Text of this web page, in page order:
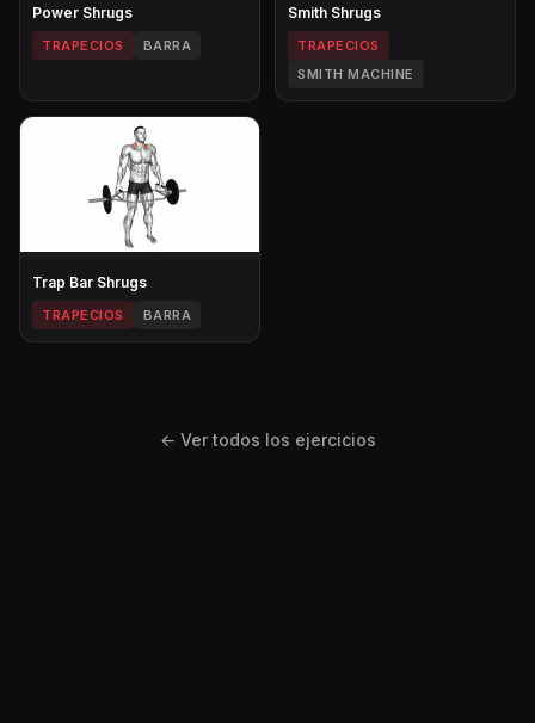
Power Shrugs
TRAPECIOS BARRA
Smith Shrugs
TRAPECIOS
SMITH MACHINE
Trap Bar Shrugs
TRAPECIOS BARRA
← Ver todos los ejercicios